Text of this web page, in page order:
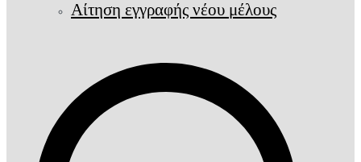
Αίτηση εγγραφής νέου μέλους